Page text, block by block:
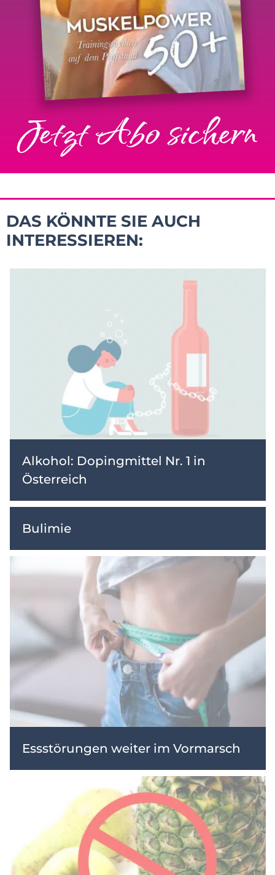
Jetzt Abo sichern
DAS KÖNNTE SIE AUCH
INTERESSIEREN:
Alkohol: Dopingmittel Nr. 1 in
Österreich
Bulimie
Essstörungen weiter im Vormarsch